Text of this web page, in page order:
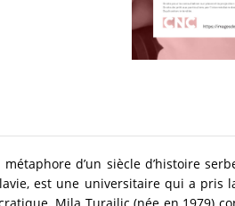
d’un siècle d’histoire
est une universitaire qui a pris